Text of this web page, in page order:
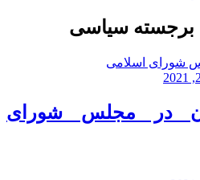
برجسته سیاسی
در مجلس شورای